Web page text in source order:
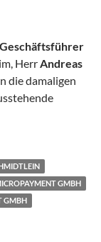
Geschäftsführer
HerrAndreas
die damaligen
Abofalle in
GMBH
GMBH